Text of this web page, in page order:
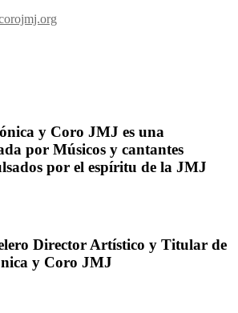
y Coro JMJ es una
por Músicos y cantantes
por el espíritu de la JMJ
Director Artístico y Titular de
y Coro JMJ